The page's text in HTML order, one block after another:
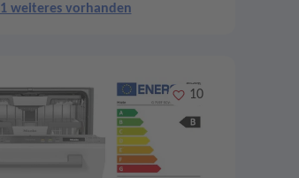
1 weiteres vorhanden
Merken
10